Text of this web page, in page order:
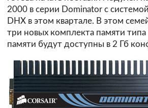
2000 в серии Dominator с
DHX в этом квартале. В этом
три новых комплекта памяти
памяти будут доступны в 2 Гб